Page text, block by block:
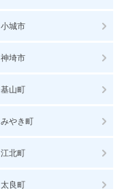
小城市
神埼市
基山町
みやき町
江北町
太良町